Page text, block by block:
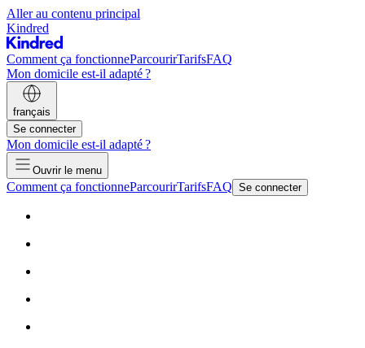
Aller au contenu principal
Kindred
Comment ça fonctionneParcourirTarifsFAQ
Mon domicile est-il adapté ?
français
Se connecter
Mon domicile est-il adapté ?
Ouvrir le menu
Comment ça fonctionneParcourirTarifsFAQ Se connecter